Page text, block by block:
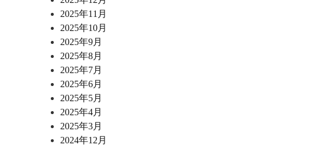
2025年11月
2025年10月
2025年9月
2025年8月
2025年7月
2025年6月
2025年5月
2025年4月
2025年3月
2024年12月